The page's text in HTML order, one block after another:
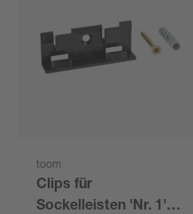
toom
Clips für
Sockelleisten 'Nr. 1'